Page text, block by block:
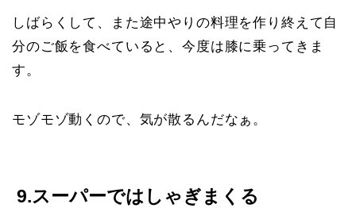
しばらくして、また途中やりの料理を作り終えて自
分のご飯を食べていると、今度は膝に乗ってきま
す。
モゾモゾ動くので、気が散るんだなぁ。
9.スーパーではしゃぎまくる